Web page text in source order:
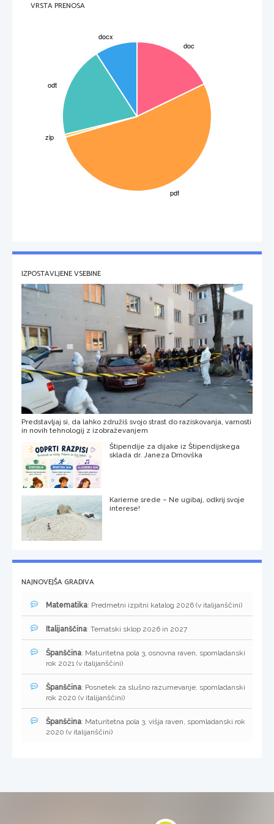
pomeni nekaj milijonov let. Takemu pojavu pravimi
okamnitev in je izrazito naključen proces. Ko živa bitja umrejo, začnejo
se čez čas raztopijo, druge pa uničita kemični procesi ali pa visoka
temperatura in pritisk.
Primer fosilizacije:
- klapavica
VRSTA PRENOSA
IZPOSTAVLJENE VSEBINE
Predstavljaj si, da lahko združiš svojo strast do raziskovanja, varnosti
in novih tehnologij z izobraževanjem
Štipendije za dijake iz Štipendijskega
sklada dr. Janeza Drnovška
Karierne srede – Ne ugibaj, odkrij svoje
interese!
NAJNOVEJŠA GRADIVA
Matematika: Predmetni izpitni katalog 2026 (v italijanščini)
Italijanščina: Tematski sklop 2026 in 2027
Španščina: Maturitetna pola 3, osnovna raven, spomladanski
rok 2021 (v italijanščini)
Španščina: Posnetek za slušno razumevanje, spomladanski
rok 2020 (v italijanščini)
Španščina: Maturitetna pola 3, višja raven, spomladanski rok
2020 (v italijanščini)